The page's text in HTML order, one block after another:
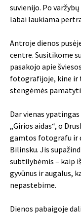
suvienijo. Po
labai laukiama
Antroje dienos
centre. Susitikome
pasakojo apie
fotografijoje, kine ir
stengėmės pamatyti
Dar vienas
„Girios aidas“, o
gamtos fotografu ir
Bilinsku. Jis
subtilybėmis – kaip
gyvūnus ir augalus,
nepastebime.
Dienos pabaigoje